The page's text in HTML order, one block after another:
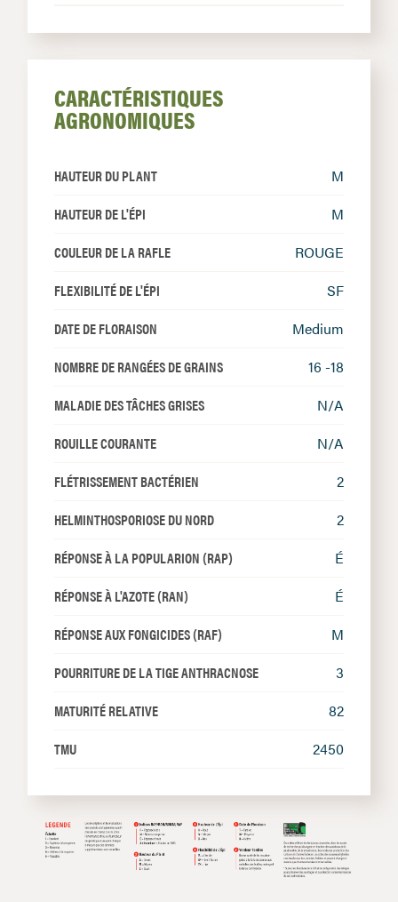
CARACTÉRISTIQUES
AGRONOMIQUES
HAUTEUR DU PLANT
M
HAUTEUR DE L'ÉPI
M
COULEUR DE LA RAFLE
ROUGE
FLEXIBILITÉ DE L'ÉPI
SF
DATE DE FLORAISON
Medium
NOMBRE DE RANGÉES DE GRAINS
16 -18
MALADIE DES TÂCHES GRISES
N/A
ROUILLE COURANTE
N/A
FLÉTRISSEMENT BACTÉRIEN
2
HELMINTHOSPORIOSE DU NORD
2
RÉPONSE À LA POPULARION (RAP)
É
RÉPONSE À L'AZOTE (RAN)
É
RÉPONSE AUX FONGICIDES (RAF)
M
POURRITURE DE LA TIGE ANTHRACNOSE
3
MATURITÉ RELATIVE
82
TMU
2450